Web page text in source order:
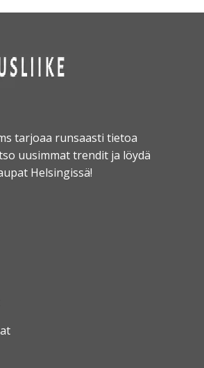
tarjoaa runsaasti tietoa
uusimmat trendit ja löydä
Helsingissä!